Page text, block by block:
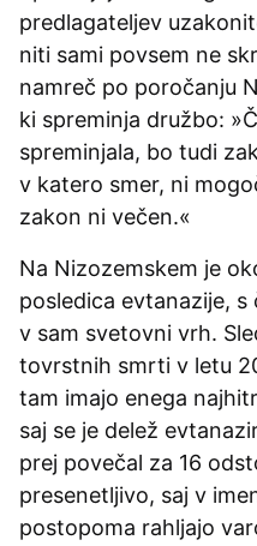
predlagateljev
niti sami povsem ne
namreč po poročanju
ki spreminja družbo:
spreminjala, bo tudi
v katero smer, ni
zakon ni večen.«
Na Nizozemskem je
posledica evtanazije,
v sam svetovni vrh.
tovrstnih smrti v letu
tam imajo enega
saj se je delež
prej povečal za 16
presenetljivo, saj v
postopoma rahljajo